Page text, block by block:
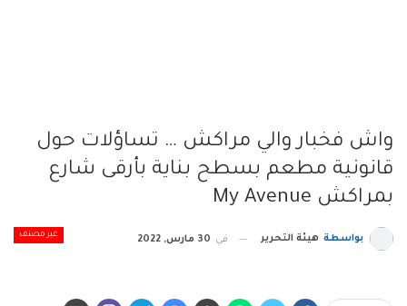
واش فخبار والي مراكش … تساؤلات حول
قانونية مطعم بسطح بناية بأرقى شارع
بمراكش My Avenue
غير مصنف بواسطة هيئة التحرير في 30 مارس, 2022